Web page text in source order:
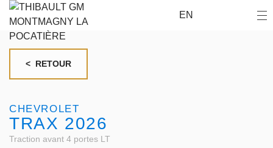
EN
< RETOUR
CHEVROLET
TRAX 2026
Traction avant 4 portes LT